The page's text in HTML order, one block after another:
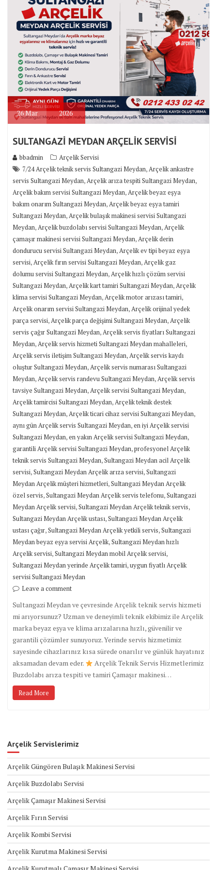
26Mar 2026
SULTANGAZİ MEYDAN ARÇELİK SERVİSİ
bbadmin
Arçelik Servisi
7/24 Arçelik teknik servis Sultangazi Meydan,Arçelik ankastre
servis Sultangazi Meydan,Arçelik arıza tespiti Sultangazi Meydan,
Arçelik bakım servisi Sultangazi Meydan,Arçelik beyaz eşya
bakım onarım Sultangazi Meydan,Arçelik beyaz eşya tamiri
Sultangazi Meydan,Arçelik bulaşık makinesi servisi Sultangazi
Meydan,Arçelik buzdolabı servisi Sultangazi Meydan,Arçelik
çamaşır makinesi servisi Sultangazi Meydan,Arçelik derin
dondurucu servisi Sultangazi Meydan,Arçelik ev tipi beyaz eşya
servisi,Arçelik fırın servisi Sultangazi Meydan,Arçelik gaz
dolumu servisi Sultangazi Meydan,Arçelik hızlı çözüm servisi
Sultangazi Meydan,Arçelik kart tamiri Sultangazi Meydan,Arçelik
klima servisi Sultangazi Meydan,Arçelik motor arızası tamiri,
Arçelik onarım servisi Sultangazi Meydan,Arçelik orijinal yedek
parça servisi,Arçelik parça değişimi Sultangazi Meydan,Arçelik
servis çağır Sultangazi Meydan,Arçelik servis fiyatları Sultangazi
Meydan,Arçelik servis hizmeti Sultangazi Meydan mahalleleri,
Arçelik servis iletişim Sultangazi Meydan,Arçelik servis kaydı
oluştur Sultangazi Meydan,Arçelik servis numarası Sultangazi
Meydan,Arçelik servis randevu Sultangazi Meydan,Arçelik servis
tavsiye Sultangazi Meydan,Arçelik servisi Sultangazi Meydan,
Arçelik tamircisi Sultangazi Meydan,Arçelik teknik destek
Sultangazi Meydan,Arçelik ticari cihaz servisi Sultangazi Meydan,
aynı gün Arçelik servis Sultangazi Meydan,en iyi Arçelik servisi
Sultangazi Meydan,en yakın Arçelik servisi Sultangazi Meydan,
garantili Arçelik servisi Sultangazi Meydan,profesyonel Arçelik
teknik servis Sultangazi Meydan,Sultangazi Meydan acil Arçelik
servisi,Sultangazi Meydan Arçelik arıza servisi,Sultangazi
Meydan Arçelik müşteri hizmetleri,Sultangazi Meydan Arçelik
özel servis,Sultangazi Meydan Arçelik servis telefonu,Sultangazi
Meydan Arçelik servisi,Sultangazi Meydan Arçelik teknik servis,
Sultangazi Meydan Arçelik ustası,Sultangazi Meydan Arçelik
ustası çağır,Sultangazi Meydan Arçelik yetkili servis,Sultangazi
Meydan beyaz eşya servisi Arçelik,Sultangazi Meydan hızlı
Arçelik servisi,Sultangazi Meydan mobil Arçelik servisi,
Sultangazi Meydan yerinde Arçelik tamiri,uygun fiyatlı Arçelik
servisi Sultangazi Meydan
Leave a comment
Sultangazi Meydan ve çevresinde Arçelik teknik servis hizmeti
mi arıyorsunuz? Uzman ve deneyimli teknik ekibimiz ile Arçelik
marka beyaz eşya ve klima arızalarına hızlı, güvenilir ve
garantili çözümler sunuyoruz. Yerinde servis hizmetimiz
sayesinde cihazlarınız kısa sürede onarılır ve günlük hayatınız
aksamadan devam eder.
Arçelik Teknik Servis Hizmetlerimiz
Buzdolabı arıza tespiti ve tamiri Çamaşır makinesi…
Read More
Arçelik Servislerimiz
Arçelik Güngören Bulaşık Makinesi Servisi
Arçelik Buzdolabı Servisi
Arçelik Çamaşır Makinesi Servisi
Arçelik Fırın Servisi
Arçelik Kombi Servisi
Arçelik Kurutma Makinesi Servisi